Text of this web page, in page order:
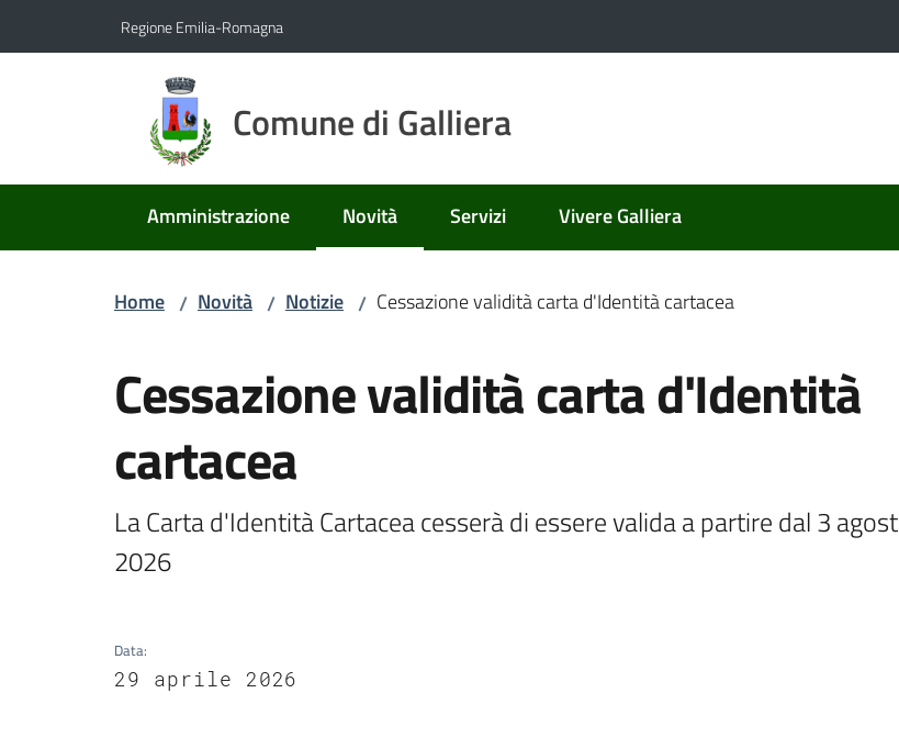
Regione Emilia-Romagna
Comune di Galliera
Amministrazione Novità
Menu selezionato
Servizi Vivere Galliera
Home / Novità / Notizie / Cessazione validità carta d'Identità cartacea
Cessazione validità carta d'Identità
cartacea
La Carta d'Identità Cartacea cesserà di essere valida a partire dal 3
2026
Data:
29 aprile 2026